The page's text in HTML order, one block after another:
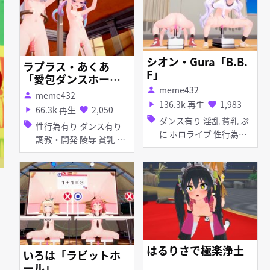
ラプラス・あくあ
「愛包ダンスホー
ル」
person meme432
play_arrow 66.3k 再生 favorite 2,050
sell 性行為有り ダンス有り
調教・開発 陵辱 貧乳 ぷ
に 首輪・鎖・拘束具 デ
ィルド 媚薬 アヘ顔 オナ
拘束 羞恥 ホロライブ
シオン・Gura「B.B.
F」
person meme432
play_arrow 136.3k 再生 favorite 1,983
sell ダンス有り 淫乱 貧乳 ぷ
に ホロライブ 性行為有
り ディルド ブルマ・体
操着 オナニー
いろは「ラビットホ
はるりさで極楽浄土